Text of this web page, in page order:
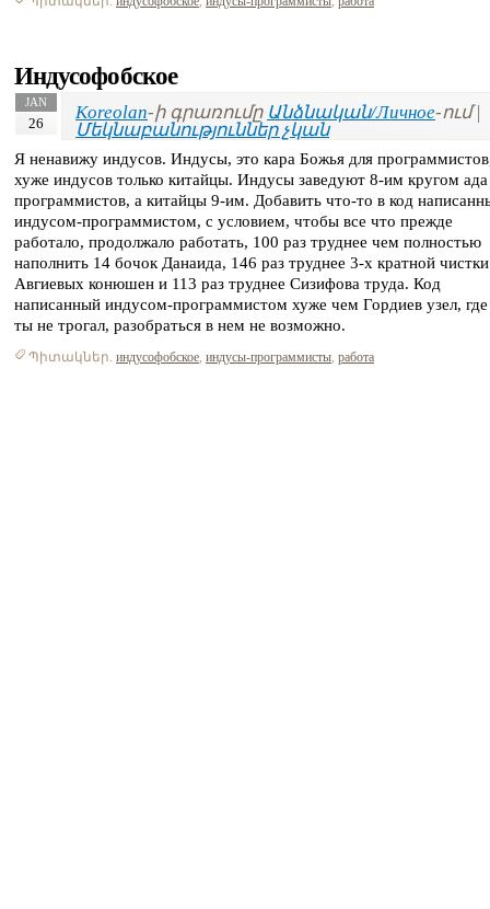
Индусофобское
JAN
26
Koreolan-ի գրառումը Անձնական/Личное-ում |
Մեկնաբանություններ չկան
Я ненавижу индусов. Индусы, это кара Божья для
хуже индусов только китайцы. Индусы заведуют 8-им кругом ада
программистов, а китайцы 9-им. Добавить что-то в код
индусом-программистом, с условием, чтобы все что прежде
работало, продолжало работать, 100 раз труднее чем полностью
наполнить 14 бочок Данаида, 146 раз труднее 3-х кратной чистки
Авгиевых конюшен и 113 раз труднее Сизифова труда. Код
написанный индусом-программистом хуже чем Гордиев узел,
ты не трогал, разобраться в нем не возможно.
Պիտակներ. индусофобское индусы-программисты работа